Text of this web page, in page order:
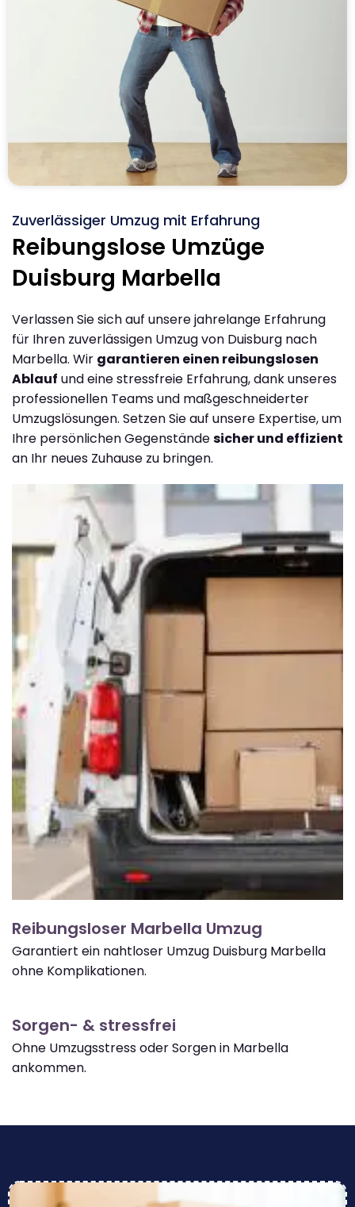
Zuverlässiger Umzug mit Erfahrung
Reibungslose Umzüge
Duisburg Marbella
Verlassen Sie sich auf unsere jahrelange Erfahrung
für Ihren zuverlässigen Umzug von Duisburg nach
Marbella. Wir garantieren einen reibungslosen
Ablauf und eine stressfreie Erfahrung, dank unseres
professionellen Teams und maßgeschneiderter
Umzugslösungen. Setzen Sie auf unsere Expertise, um
Ihre persönlichen Gegenständesicher und effizient
an Ihr neues Zuhause zu bringen.
Reibungsloser Marbella Umzug
Garantiert ein nahtloser Umzug Duisburg Marbella
ohne Komplikationen.
Sorgen- & stressfrei
Ohne Umzugsstress oder Sorgen in Marbella
ankommen.